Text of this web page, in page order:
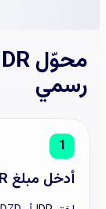
رسمي
1
أدخل مبلغ IDR